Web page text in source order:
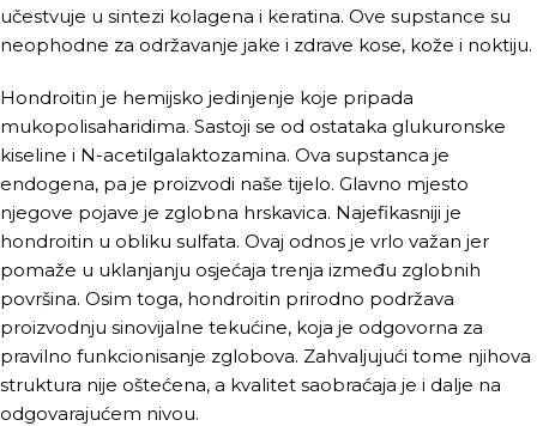
učestvuje u sintezi kolagena i keratina. Ove supstance su
neophodne za održavanje jake i zdrave kose, kože i noktiju.
Hondroitin je hemijsko jedinjenje koje pripada
mukopolisaharidima. Sastoji se od ostataka glukuronske
kiseline i N-acetilgalaktozamina. Ova supstanca je
endogena, pa je proizvodi naše tijelo. Glavno mjesto
njegove pojave je zglobna hrskavica. Najefikasniji je
hondroitin u obliku sulfata. Ovaj odnos je vrlo važan jer
pomaže u uklanjanju osjećaja trenja između zglobnih
površina. Osim toga, hondroitin prirodno podržava
proizvodnju sinovijalne tekućine, koja je odgovorna za
pravilno funkcionisanje zglobova. Zahvaljujući tome njihova
struktura nije oštećena, a kvalitet saobraćaja je i dalje na
odgovarajućem nivou.